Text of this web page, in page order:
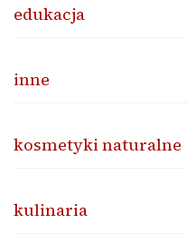
edukacja
inne
kosmetyki naturalne
kulinaria